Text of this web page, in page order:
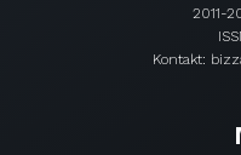
2011-
Kontakt: